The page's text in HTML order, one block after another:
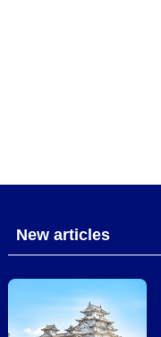
New articles